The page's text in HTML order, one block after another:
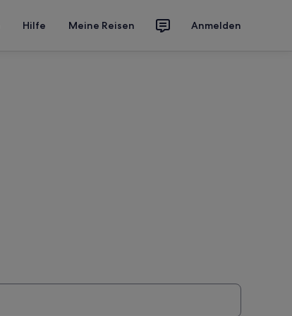
Hilfe Meine Reisen Anmelden